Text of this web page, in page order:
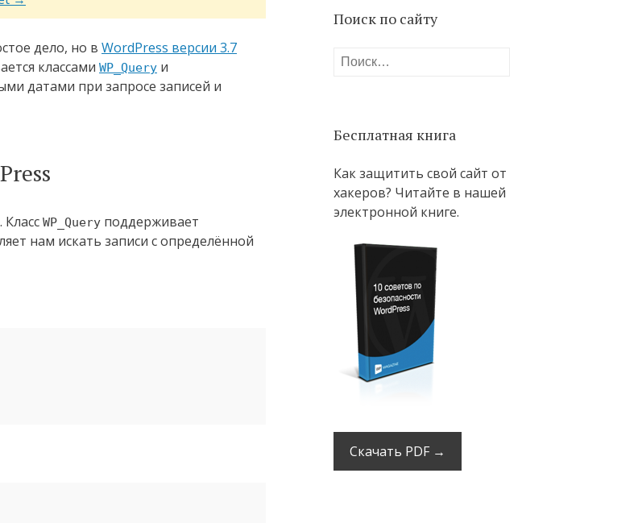
дело, но в WordPress версии 3.7
классами WP_Query и
датами при запросе записей и
WP_Query поддерживает
нам искать записи с определённой
Поиск по сайту
Найти:
Бесплатная книга
Как защитить свой сайт от
хакеров? Читайте в нашей
электронной книге.
Скачать PDF →